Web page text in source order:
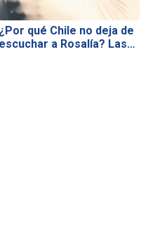
¿Por qué Chile no deja de
escuchar a Rosalía? Las…